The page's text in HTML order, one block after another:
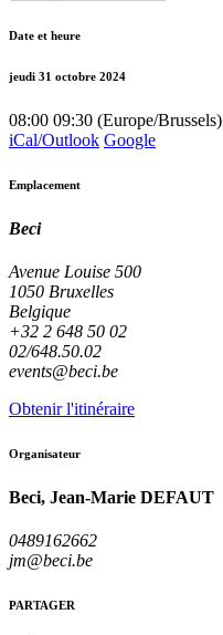
Date et heure
jeudi 31 octobre 2024
08:00 09:30 (Europe/Brussels)
iCal/Outlook Google
Emplacement
Beci
Avenue Louise 500
1050 Bruxelles
Belgique
+32 2 648 50 02
02/648.50.02
events@beci.be
Obtenir l'itinéraire
Organisateur
Beci, Jean-Marie DEFAUT
0489162662
jm@beci.be
PARTAGER